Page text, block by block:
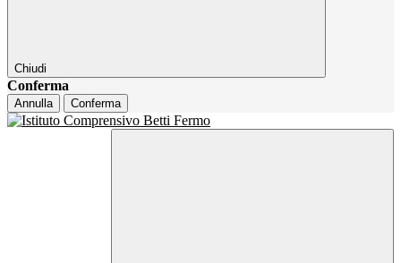
Chiudi
Conferma
Annulla Conferma